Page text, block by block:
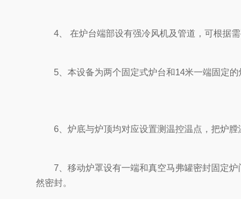
4、 在炉台端部设有强冷风机及管道，可根据需
5、本设备为两个固定式炉台和14米一端固定的
6、炉底与炉顶均对应设置测温控温点，把炉膛
7、移动炉罩设有一端和真空马弗罐密封固定炉
然密封。